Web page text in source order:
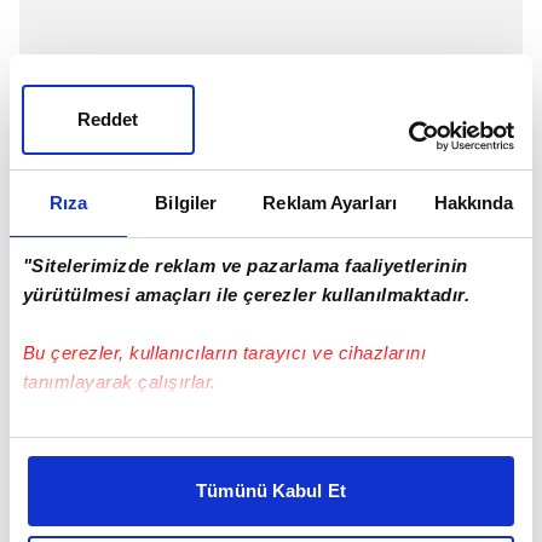
Rıza Bilgiler Reklam Ayarları Hakkında
"Sitelerimizde reklam ve pazarlama faaliyetlerinin
yürütülmesi amaçları ile çerezler kullanılmaktadır.
Bu çerezler, kullanıcıların tarayıcı ve cihazlarını
tanımlayarak çalışırlar.
Bu çerezlere izin vermeniz halinde sizlere özel
daha iyi reklam deneyimi yaşatabiliriz. Bunu yaparken
amacımızın size daha iyi bir reklam deneyimi sunmak
Tümünü Kabul Et
Reddet